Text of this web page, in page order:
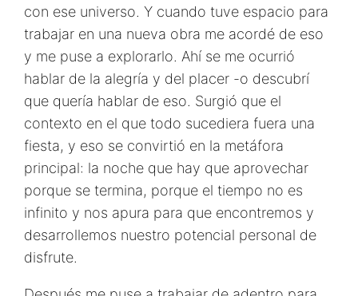
con ese universo. Y cuando tuve espacio para
trabajar en una nueva obra me acordé de eso
y me puse a explorarlo. Ahí se me ocurrió
hablar de la alegría y del placer -o descubrí
que quería hablar de eso. Surgió que el
contexto en el que todo sucediera fuera una
fiesta, y eso se convirtió en la metáfora
principal: la noche que hay que aprovechar
porque se termina, porque el tiempo no es
infinito y nos apura para que encontremos y
desarrollemos nuestro potencial personal de
disfrute.